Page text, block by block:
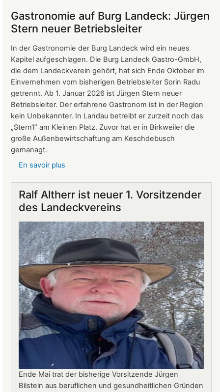
der
Mitgliederversammlung
vom
24.
März
2026
Gastronomie auf Burg Landeck: Jürgen
Stern neuer Betriebsleiter
In der Gastronomie der Burg Landeck wird ein neues
Kapitel aufgeschlagen. Die Burg Landeck Gastro-GmbH,
die dem Landeckverein gehört, hat sich Ende Oktober im
Einvernehmen vom bisherigen Betriebsleiter Sorin Radu
getrennt. Ab 1. Januar 2026 ist Jürgen Stern neuer
Betriebsleiter. Der erfahrene Gastronom ist in der Region
kein Unbekannter. In Landau betreibt er zurzeit noch das
„Stern‘l“ am Kleinen Platz. Zuvor hat er in Birkweiler die
große Außenbewirtschaftung am Keschdebusch
gemanagt.
En savoir plus
Burg
Landeck:
Jürgen
Stern
neuer
Betriebsleiter
Ralf Altherr ist neuer 1. Vorsitzender
des Landeckvereins
Ende Mai trat der bisherige Vorsitzende Jürgen
Bilstein aus beruflichen und gesundheitlichen Gründen